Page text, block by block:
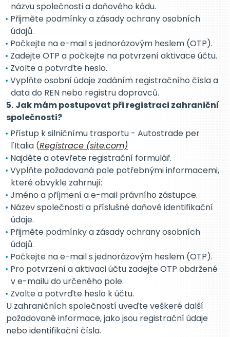
názvu společnosti a daňového kódu.
Přijměte podmínky a zásady ochrany osobních
údajů.
Počkejte na e-mail s jednorázovým heslem (OTP).
Zadejte OTP a počkejte na potvrzení aktivace účtu.
Zvolte a potvrďte heslo.
Vyplňte osobní údaje zadáním registračního čísla a
data do REN nebo registru dopravců.
5. Jak mám postupovat při registraci zahraniční
společnosti?
Přístup k silničnímu trasportu - Autostrade per
l'Italia (Registrace (site.com)
Najděte a otevřete registrační formulář.
Vyplňte požadovaná pole potřebnými informacemi,
které obvykle zahrnují:
Jméno a příjmení a e-mail právního zástupce.
Název společnosti a příslušné daňové identifikační
údaje.
Přijměte podmínky a zásady ochrany osobních
údajů.
Počkejte na e-mail s jednorázovým heslem (OTP).
Pro potvrzení a aktivaci účtu zadejte OTP obdržené
v e-mailu do určeného pole.
Zvolte a potvrďte heslo k účtu.
U zahraničních společností uveďte veškeré další
požadované informace, jako jsou registrační údaje
nebo identifikační čísla.